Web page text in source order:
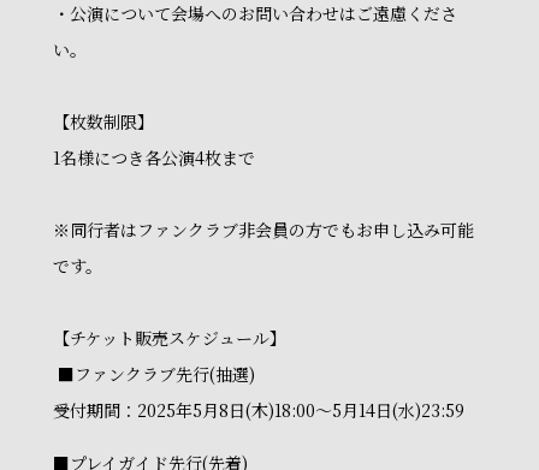
・公演について会場へのお問い合わせはご遠慮くださ
い。
【枚数制限】
1名様につき各公演4枚まで
※同行者はファンクラブ非会員の方でもお申し込み可能
です。
【チケット販売スケジュール】
■ファンクラブ先行(抽選)
受付期間：2025年5月8日(木)18:00～5月14日(水)23:59
■プレイガイド先行(先着)